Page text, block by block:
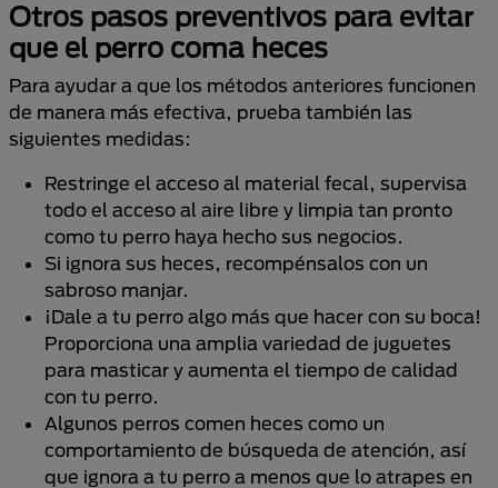
Otros pasos preventivos para evitar
que el perro coma heces
Para ayudar a que los métodos anteriores funcionen
de manera más efectiva, prueba también las
siguientes medidas:
Restringe el acceso al material fecal, supervisa
todo el acceso al aire libre y limpia tan pronto
como tu perro haya hecho sus negocios.
Si ignora sus heces, recompénsalos con un
sabroso manjar.
¡Dale a tu perro algo más que hacer con su boca!
Proporciona una amplia variedad de juguetes
para masticar y aumenta el tiempo de calidad
con tu perro.
Algunos perros comen heces como un
comportamiento de búsqueda de atención, así
que ignora a tu perro a menos que lo atrapes en